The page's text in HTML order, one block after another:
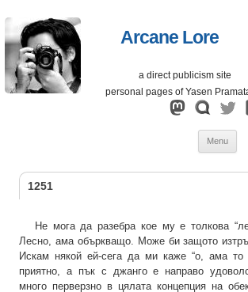
Arcane Lore
a direct publicism site
personal pages of Yasen
Menu
1251
Не мога да разебра кое му е толкова
Лесно, ама объркващо. Може би защото
Искам някой ей-сега да ми каже “о, ама то
приятно, а пък с джанго е направо
много перверзно в цялата концепция на